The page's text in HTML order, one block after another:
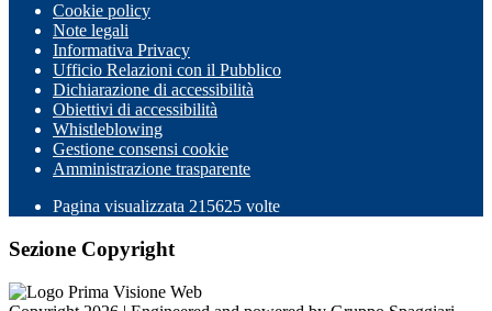
Cookie policy
Note legali
Informativa Privacy
Ufficio Relazioni con il Pubblico
Dichiarazione di accessibilità
Obiettivi di accessibilità
Whistleblowing
Gestione consensi cookie
Amministrazione trasparente
Pagina visualizzata 215625 volte
Sezione Copyright